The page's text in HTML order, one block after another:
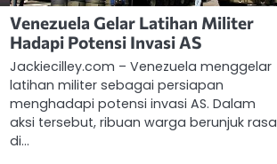
Venezuela Gelar Latihan Militer
Hadapi Potensi Invasi AS
Jackiecilley.com – Venezuela menggelar
latihan militer sebagai persiapan
menghadapi potensi invasi AS. Dalam
aksi tersebut, ribuan warga berunjuk rasa
di…